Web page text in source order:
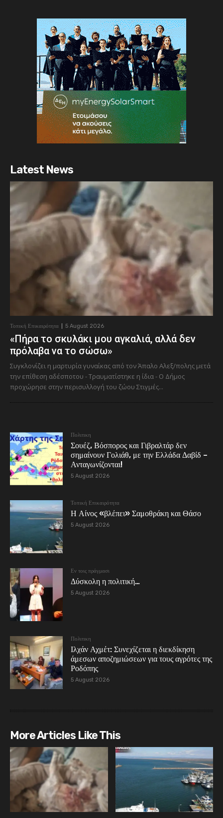
Latest News
Τοπική Επικαιρότητα 5 August 2026
«Πήρα το σκυλάκι μου αγκαλιά, αλλά δεν
πρόλαβα να το σώσω»
Συγκλονίζει η μαρτυρία γυναίκας από τον Άπαλο Αλεξ/πολης μετά
την επίθεση αδέσποτου - Τραυματίστηκε η ίδια - Ο Δήμος
προχώρησε στην περισυλλογή του ζώου Στιγμές...
Πολιτικη
Σουέζ, Βόσπορος και Γιβραλτάρ δεν
σημαίνουν Γολιάθ, με την Ελλάδα Δαβίδ –
Ανταγωνίζονται!
5 August 2026
Τοπική Επικαιρότητα
Η Αίνος «βλέπει» Σαμοθράκη και Θάσο
5 August 2026
Εν τοις πράγμασι
Δύσκολη η πολιτική…
5 August 2026
Πολιτικη
Ιλχάν Αχμέτ: Συνεχίζεται η διεκδίκηση
άμεσων αποζημιώσεων για τους αγρότες της
Ροδόπης
5 August 2026
More Articles Like This